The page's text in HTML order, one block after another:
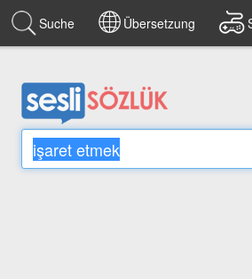
Suche Übersetzung